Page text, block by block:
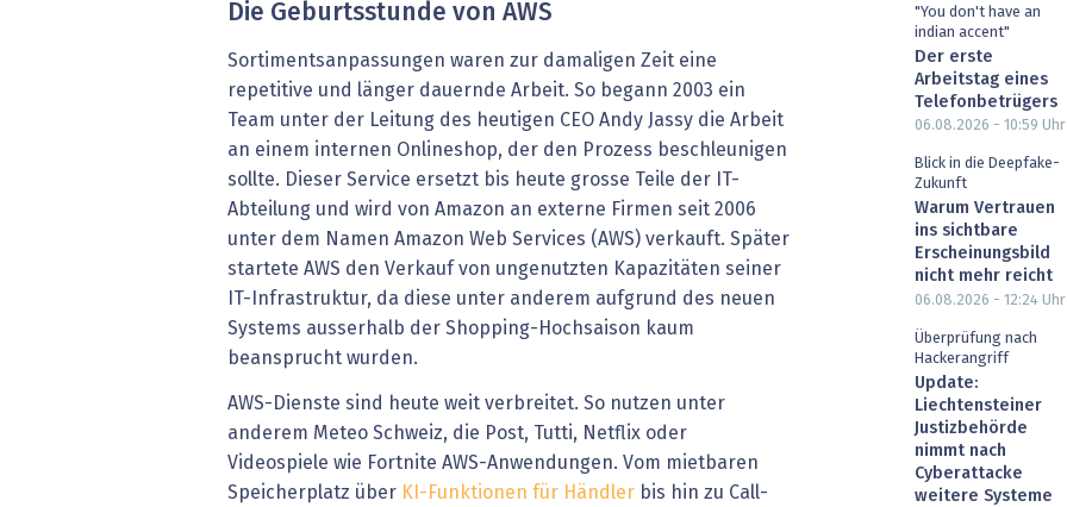
Die Geburtsstunde von AWS
Sortimentsanpassungen waren zur damaligen Zeit eine
repetitive und länger dauernde Arbeit. So begann 2003 ein
Team unter der Leitung des heutigen CEO Andy Jassy die Arbeit
an einem internen Onlineshop, der den Prozess beschleunigen
sollte. Dieser Service ersetzt bis heute grosse Teile der IT-
Abteilung und wird von Amazon an externe Firmen seit 2006
unter dem Namen Amazon Web Services (AWS) verkauft. Später
startete AWS den Verkauf von ungenutzten Kapazitäten seiner
IT-Infrastruktur, da diese unter anderem aufgrund des neuen
Systems ausserhalb der Shopping-Hochsaison kaum
beansprucht wurden.
AWS-Dienste sind heute weit verbreitet. So nutzen unter
anderem Meteo Schweiz, die Post, Tutti, Netflix oder
Videospiele wie Fortnite AWS-Anwendungen. Vom mietbaren
Speicherplatz über KI-Funktionen für Händler bis hin zu Call-
"You don't have an
indian accent"
Der erste
Arbeitstag eines
Telefonbetrügers
06.08.2026 - 10:59 Uhr
Blick in die Deepfake-
Zukunft
Warum Vertrauen
ins sichtbare
Erscheinungsbild
nicht mehr reicht
06.08.2026 - 12:24 Uhr
Überprüfung nach
Hackerangriff
Update:
Liechtensteiner
Justizbehörde
nimmt nach
Cyberattacke
weitere Systeme